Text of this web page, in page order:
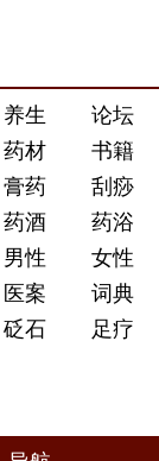
养生
论坛
药材
书籍
膏药
刮痧
药酒
药浴
男性
女性
医案
词典
砭石 足疗